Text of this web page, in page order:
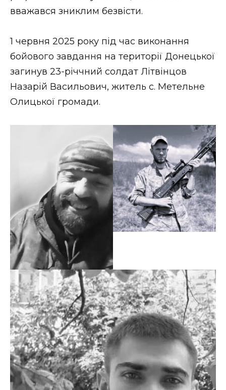
вважався зниклим безвісти.
1 червня 2025 року під час виконання
бойового завдання на території Донецької
загинув 23-річчний солдат Літвінцов
Назарій Васильович, житель с. Метельне
Олицької громади.